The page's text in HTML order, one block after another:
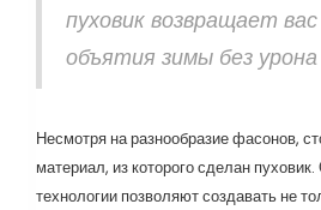
пуховик возвращает
объятия зимы без
Несмотря на разнообразие фасонов,
материал, из которого сделан
технологии позволяют создавать не